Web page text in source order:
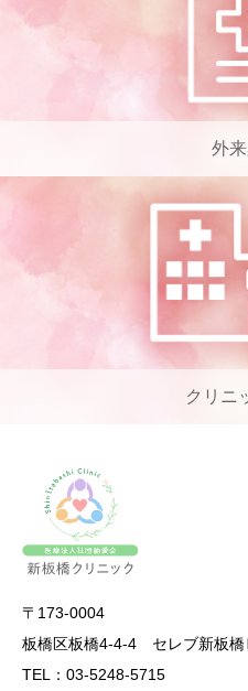
外
クリニ
〒173-0004
板橋区板橋4-4-4 セレブ新板橋
TEL：03-5248-5715